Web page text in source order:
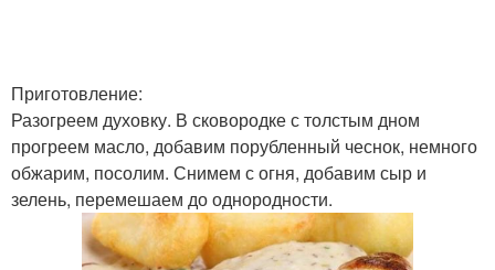
Приготовление:
Разогреем духовку. В сковородке с толстым дном
прогреем масло, добавим порубленный чеснок, немного
обжарим, посолим. Снимем с огня, добавим сыр и
зелень, перемешаем до однородности.